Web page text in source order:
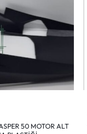
50 MOTOR ALT